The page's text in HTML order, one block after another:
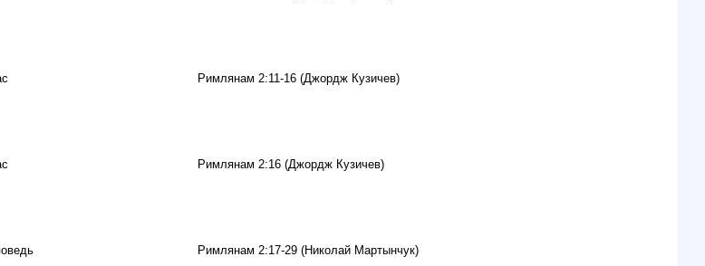
Римлянам 2:11-16 (Джордж Кузичев)
Римлянам 2:16 (Джордж Кузичев)
Римлянам 2:17-29 (Николай Мартынчук)